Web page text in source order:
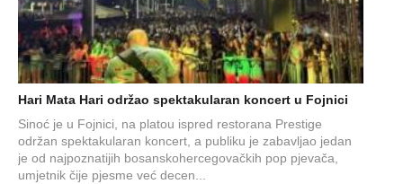
Hari Mata Hari održao spektakularan koncert u Fojnici
Sinoć je u Fojnici, na platou ispred restorana Prestige
održan spektakularan koncert, a publiku je zabavljao jedan
je od najpoznatijih bosanskohercegovačkih pop pjevača,
umjetnik čije pjesme već decen...